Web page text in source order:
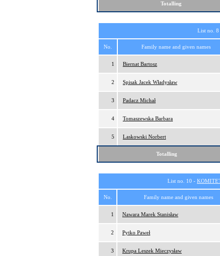
Totalling
List no.
No. Family name and given names
1 Biernat Bartosz
2 Spisak Jacek Władysław
3 Padacz Michał
4 Tomaszewska Barbara
5 Laskowski Norbert
Totalling
List no. 10 -
No. Family name and given names
1 Nawara Marek Stanisław
2 Pytko Paweł
3 Krupa Leszek Mieczysław